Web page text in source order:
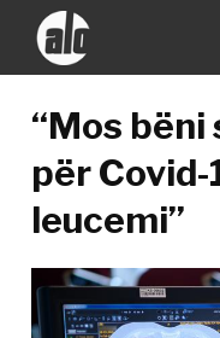
“Mos
për
leucemi”